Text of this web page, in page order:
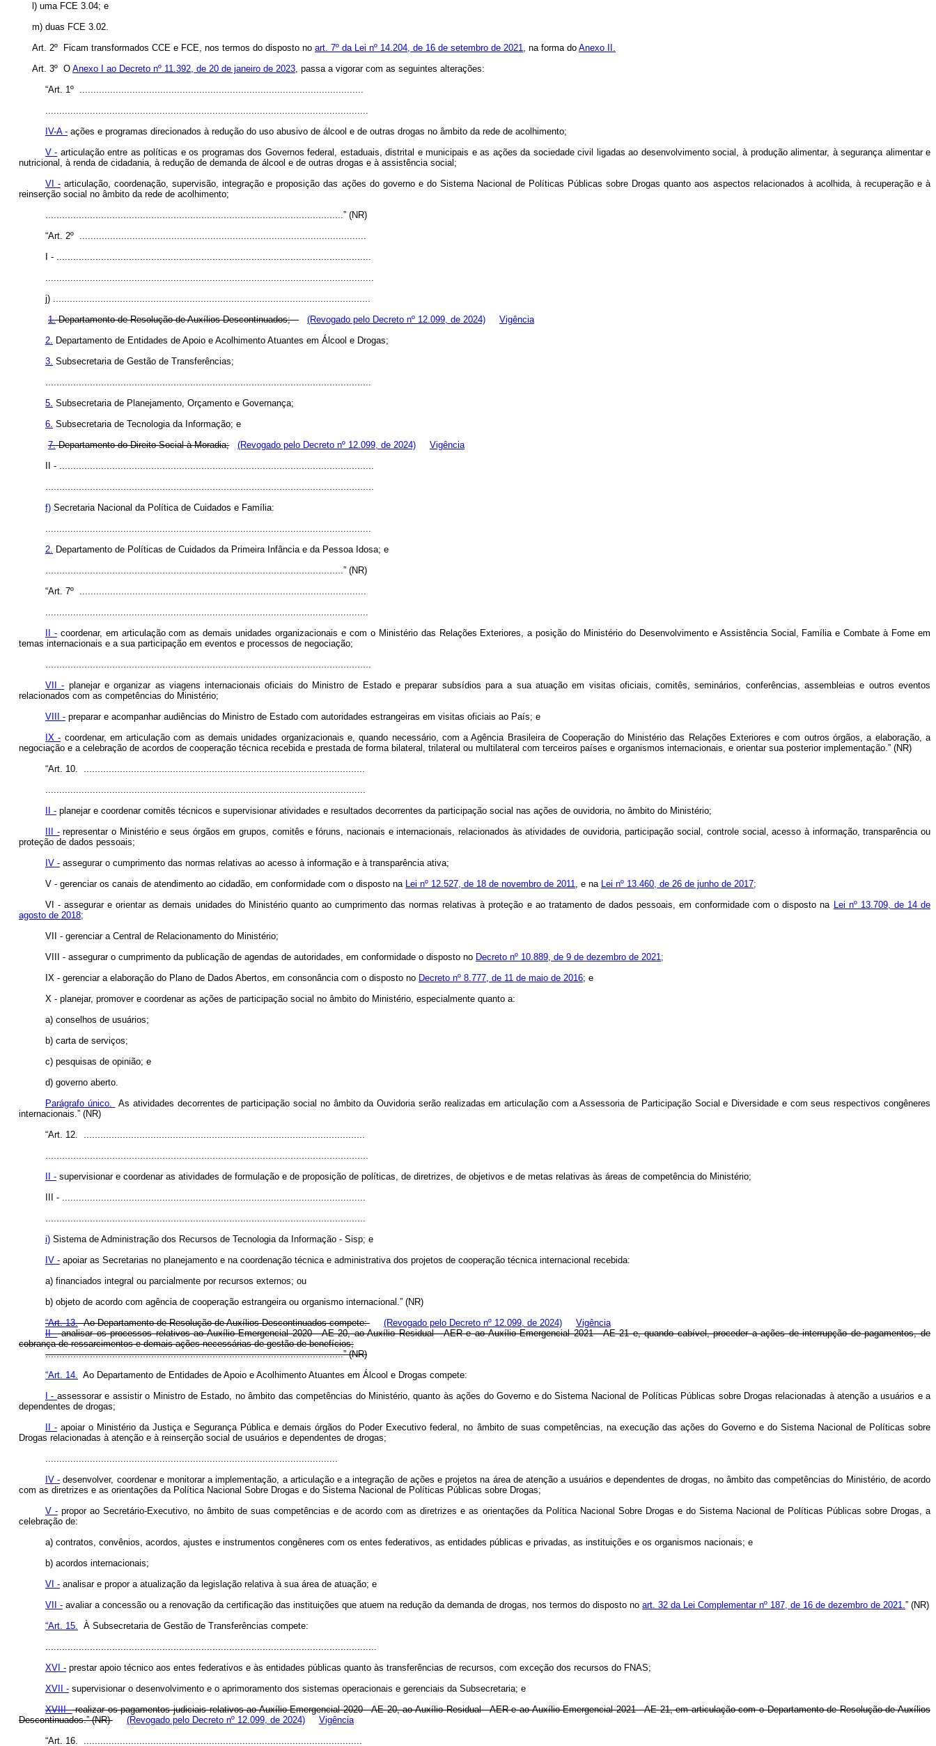
l) uma FCE 3.04; e
m) duas FCE 3.02.
Art. 2º Ficam transformados CCE e FCE, nos termos do disposto no art. 7º da Lei nº 14.204, de 16 de setembro de 2021, na forma do Anexo II.
Art. 3º O Anexo I ao Decreto nº 11.392, de 20 de janeiro de 2023, passa a vigorar com as seguintes alterações:
“Art. 1º ......................................................................................................
....................................................................................................................
IV-A -ações e programas direcionados à redução do uso abusivo de álcool e de outras drogas no âmbito da rede de acolhimento;
V - articulação entre as políticas e os programas dos Governos federal, estaduais, distrital e municipais e as ações da sociedade civil ligadas ao desenvolvimento social, à produção alimentar, à segurança alimentar e
nutricional, à renda de cidadania, à redução de demanda de álcool e de outras drogas e à assistência social;
VI - articulação, coordenação, supervisão, integração e proposição das ações do governo e do Sistema Nacional de Políticas Públicas sobre Drogas quanto aos aspectos relacionados à acolhida, à recuperação e à
reinserção social no âmbito da rede de acolhimento;
...........................................................................................................” (NR)
“Art. 2º .......................................................................................................
I - .................................................................................................................
......................................................................................................................
j) ..................................................................................................................
1.Departamento de Resolução de Auxílios Descontinuados; (Revogado pelo Decreto nº 12.099, de 2024)
Vigência
2. Departamento de Entidades de Apoio e Acolhimento Atuantes em Álcool e Drogas;
3. Subsecretaria de Gestão de Transferências;
.....................................................................................................................
5. Subsecretaria de Planejamento, Orçamento e Governança;
6. Subsecretaria de Tecnologia da Informação; e
7.Departamento do Direito Social à Moradia; (Revogado pelo Decreto nº 12.099, de 2024)
Vigência
II - .................................................................................................................
......................................................................................................................
f)Secretaria Nacional da Política de Cuidados e Família:
.....................................................................................................................
2. Departamento de Políticas de Cuidados da Primeira Infância e da Pessoa Idosa; e
...........................................................................................................” (NR)
“Art. 7º .......................................................................................................
....................................................................................................................
II -coordenar, em articulação com as demais unidades organizacionais e com o Ministério das Relações Exteriores, a posição do Ministério do Desenvolvimento e Assistência Social, Família e Combate à Fome em
temas internacionais e a sua participação em eventos e processos de negociação;
.....................................................................................................................
VII - planejar e organizar as viagens internacionais oficiais do Ministro de Estado e preparar subsídios para a sua atuação em visitas oficiais, comitês, seminários, conferências, assembleias e outros eventos
relacionados com as competências do Ministério;
VIII -preparar e acompanhar audiências do Ministro de Estado com autoridades estrangeiras em visitas oficiais ao País; e
IX - coordenar, em articulação com as demais unidades organizacionais e, quando necessário, com a Agência Brasileira de Cooperação do Ministério das Relações Exteriores e com outros órgãos, a elaboração, a
negociação e a celebração de acordos de cooperação técnica recebida e prestada de forma bilateral, trilateral ou multilateral com terceiros países e organismos internacionais, e orientar sua posterior implementação.” (NR)
“Art. 10. .....................................................................................................
...................................................................................................................
II -planejar e coordenar comitês técnicos e supervisionar atividades e resultados decorrentes da participação social nas ações de ouvidoria, no âmbito do Ministério;
III -representar o Ministério e seus órgãos em grupos, comitês e fóruns, nacionais e internacionais, relacionados às atividades de ouvidoria, participação social, controle social, acesso à informação, transparência ou
proteção de dados pessoais;
IV -assegurar o cumprimento das normas relativas ao acesso à informação e à transparência ativa;
V - gerenciar os canais de atendimento ao cidadão, em conformidade com o disposto na Lei nº 12.527, de 18 de novembro de 2011, e na Lei nº 13.460, de 26 de junho de 2017;
VI - assegurar e orientar as demais unidades do Ministério quanto ao cumprimento das normas relativas à proteção e ao tratamento de dados pessoais, em conformidade com o disposto na Lei nº 13.709, de 14 de
agosto de 2018;
VII - gerenciar a Central de Relacionamento do Ministério;
VIII - assegurar o cumprimento da publicação de agendas de autoridades, em conformidade o disposto no Decreto nº 10.889, de 9 de dezembro de 2021;
IX - gerenciar a elaboração do Plano de Dados Abertos, em consonância com o disposto no Decreto nº 8.777, de 11 de maio de 2016; e
X - planejar, promover e coordenar as ações de participação social no âmbito do Ministério, especialmente quanto a:
a) conselhos de usuários;
b) carta de serviços;
c) pesquisas de opinião; e
d) governo aberto.
Parágrafo único.
As atividades decorrentes de participação social no âmbito da Ouvidoria serão realizadas em articulação com a Assessoria de Participação Social e Diversidade e com seus respectivos congêneres
internacionais.” (NR)
“Art. 12. .....................................................................................................
....................................................................................................................
II -supervisionar e coordenar as atividades de formulação e de proposição de políticas, de diretrizes, de objetivos e de metas relativas às áreas de competência do Ministério;
III - .............................................................................................................
...................................................................................................................
i)Sistema de Administração dos Recursos de Tecnologia da Informação - Sisp; e
IV -apoiar as Secretarias no planejamento e na coordenação técnica e administrativa dos projetos de cooperação técnica internacional recebida:
a) financiados integral ou parcialmente por recursos externos; ou
b) objeto de acordo com agência de cooperação estrangeira ou organismo internacional.” (NR)
“Art. 13.Ao Departamento de Resolução de Auxílios Descontinuados compete: (Revogado pelo Decreto nº 12.099, de 2024)
Vigência
II -analisar os processos relativos ao Auxílio Emergencial 2020 - AE 20, ao Auxílio Residual - AER e ao Auxílio Emergencial 2021 - AE 21 e, quando cabível, proceder a ações de interrupção de pagamentos, de
cobrança de ressarcimentos e demais ações necessárias de gestão de benefícios;
...........................................................................................................” (NR)
“Art. 14. Ao Departamento de Entidades de Apoio e Acolhimento Atuantes em Álcool e Drogas compete:
I - assessorar e assistir o Ministro de Estado, no âmbito das competências do Ministério, quanto às ações do Governo e do Sistema Nacional de Políticas Públicas sobre Drogas relacionadas à atenção a usuários e a
dependentes de drogas;
II -apoiar o Ministério da Justiça e Segurança Pública e demais órgãos do Poder Executivo federal, no âmbito de suas competências, na execução das ações do Governo e do Sistema Nacional de Políticas sobre
Drogas relacionadas à atenção e à reinserção social de usuários e dependentes de drogas;
.........................................................................................................
IV - desenvolver, coordenar e monitorar a implementação, a articulação e a integração de ações e projetos na área de atenção a usuários e dependentes de drogas, no âmbito das competências do Ministério, de acordo
com as diretrizes e as orientações da Política Nacional Sobre Drogas e do Sistema Nacional de Políticas Públicas sobre Drogas;
V -propor ao Secretário-Executivo, no âmbito de suas competências e de acordo com as diretrizes e as orientações da Política Nacional Sobre Drogas e do Sistema Nacional de Políticas Públicas sobre Drogas, a
celebração de:
a) contratos, convênios, acordos, ajustes e instrumentos congêneres com os entes federativos, as entidades públicas e privadas, as instituições e os organismos nacionais; e
b) acordos internacionais;
VI -analisar e propor a atualização da legislação relativa à sua área de atuação; e
VII -avaliar a concessão ou a renovação da certificação das instituições que atuem na redução da demanda de drogas, nos termos do disposto no art. 32 da Lei Complementar nº 187, de 16 de dezembro de 2021.” (NR)
“Art. 15. À Subsecretaria de Gestão de Transferências compete:
.......................................................................................................................
XVI -prestar apoio técnico aos entes federativos e às entidades públicas quanto às transferências de recursos, com exceção dos recursos do FNAS;
XVII -supervisionar o desenvolvimento e o aprimoramento dos sistemas operacionais e gerenciais da Subsecretaria; e
XVIII -realizar os pagamentos judiciais relativos ao Auxílio Emergencial 2020 - AE 20, ao Auxílio Residual - AER e ao Auxílio Emergencial 2021 - AE 21, em articulação com o Departamento de Resolução de Auxílios
Descontinuados.” (NR)
(Revogado pelo Decreto nº 12.099, de 2024)
Vigência
“Art. 16. ....................................................................................................